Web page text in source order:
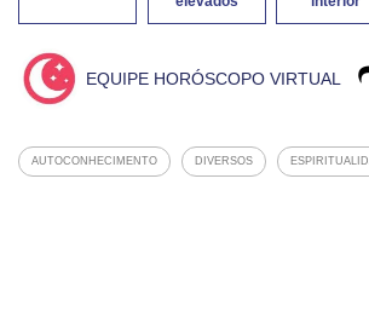
EQUIPE HORÓSCOPO VIRTUAL
AUTOCONHECIMENTO DIVERSOS